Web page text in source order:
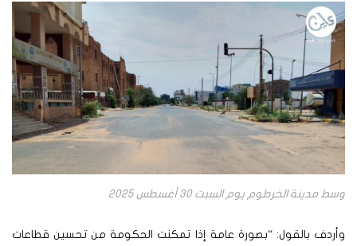
وسط مدينة الخرطوم يوم السبت 30 أغسطس 2025
وأردف بالقول: “بصورة عامة إذا تمكنت الحكومة من تحسين قطاعات